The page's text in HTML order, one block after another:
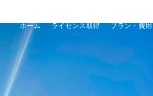
ホーム ライセンス取得 プラン・費用